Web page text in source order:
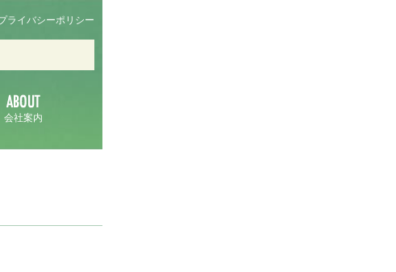
ライバシーポリシー
会社案内